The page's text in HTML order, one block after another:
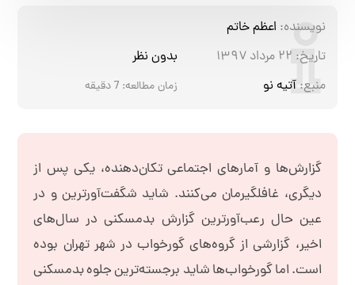
نویسنده: اعظم خاتم
تاریخ: ۲۲ مرداد ۱۳۹۷
بدون نظر
منبع: آتیه نو زمان مطالعه: 7دقیقه
گزارش‌ها و آمارهای اجتماعی تکان‌دهنده، یکی پس از
دیگری، غافلگیرمان می‌کنند. شاید شگفت‌آورترین و در
عین حال رعب‌آورترین گزارش بدمسکنی در سال‌های
اخیر، گزارشی از گروه‌های گورخواب در شهر تهران بوده
است. اما گورخواب‌ها شاید برجسته‌ترین جلوه‌ بدمسکنی